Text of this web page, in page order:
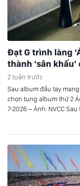
Đạt G trình làng
thành ‘sân
2 tuần trước
Sau album đầu tay
chọn tung album thứ 2
7-2026 – Ảnh: NVCC